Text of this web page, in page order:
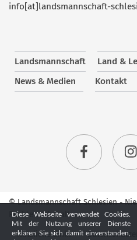
info[at]landsmannschaft-
Landsmannschaft Land &
News & Medien
Kontakt
© Landsmannschaft Schlesien -
Rechte vorbehalten.
Nützliche Links
Diese Webseite verwendet Cookies.
Mit der Nutzung unserer Dienste
erklären Sie sich damit einverstanden,